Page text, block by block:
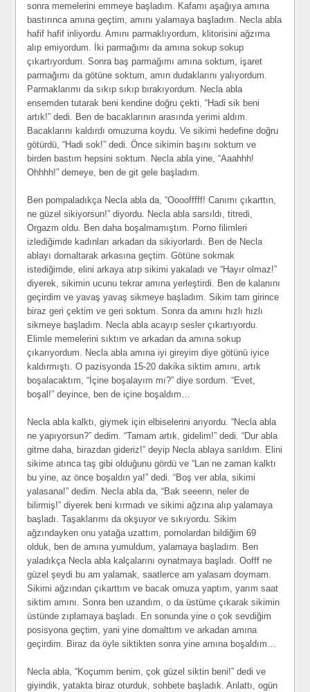
sonra memelerini emmeye başladım. Kafamı aşağıya amına
bastırınca amına geçtim, amını yalamaya başladım. Necla abla
hafif hafif inliyordu. Amını parmaklıyordum, klitorisini ağzıma
alıp emiyordum. İki parmağımı da amına sokup sokup
çıkartıyordum. Sonra baş parmağımı amına soktum, işaret
parmağımı da götüne soktum, amın dudaklarını yalıyordum.
Parmaklarımı da sıkıp sıkıp bırakıyordum. Necla abla
ensemden tutarak beni kendine doğru çekti, “Hadi sik beni
artık!” dedi. Ben de bacaklarının arasında yerimi aldım.
Bacaklarını kaldırdı omuzuma koydu. Ve sikimi hedefine doğru
götürdü, “Hadi sok!” dedi. Önce sikimin başını soktum ve
birden bastım hepsini soktum. Necla abla yine, “Aaahhh!
Ohhhh!” demeye, ben de git gele başladım.
Ben pompaladıkça Necla abla da, “Oooofffff! Canımı çıkarttın,
ne güzel sikiyorsun!” diyordu. Necla abla sarsıldı, titredi,
Orgazm oldu. Ben daha boşalmamıştım. Porno filimleri
izlediğimde kadınları arkadan da sikiyorlardı. Ben de Necla
ablayı domaltarak arkasına geçtim. Götüne sokmak
istediğimde, elini arkaya atıp sikimi yakaladı ve “Hayır olmaz!”
diyerek, sikimin ucunu tekrar amına yerleştirdi. Ben de kalanını
geçirdim ve yavaş yavaş sikmeye başladım. Sikim tam girince
biraz geri çektim ve geri soktum. Sonra da amını hızlı hızlı
sikmeye başladım. Necla abla acayıp sesler çıkartıyordu.
Elimle memelerini sıktım ve arkadan da amına sokup
çıkarıyordum. Necla abla amına iyi gireyim diye götünü iyice
kaldırmıştı. O pazisyonda 15-20 dakika siktim amını, artık
boşalacaktım, “İçine boşalayım mı?” diye sordum. “Evet,
boşal!” deyince, ben de içine boşaldım…
Necla abla kalktı, giymek için elbiselerini arıyordu. “Necla abla
ne yapıyorsun?” dedim. “Tamam artık, gidelim!” dedi. “Dur abla
gitme daha, birazdan gideriz!” deyip Necla ablaya sarıldım. Elini
sikime atınca taş gibi olduğunu gördü ve “Lan ne zaman kalktı
bu yine, az önce boşaldın ya!” dedi. “Boş ver abla, sikimi
yalasana!” dedim. Necla abla da, “Bak seeenn, neler de
bilirmiş!” diyerek beni kırmadı ve sikimi ağzına alıp yalamaya
başladı. Taşaklarımı da okşuyor ve sıkıyordu. Sikim
ağzındayken onu yatağa uzattım, pornolardan bildiğim 69
olduk, ben de amına yumuldum, yalamaya başladım. Ben
yaladıkça Necla abla kalçalarını oynatmaya başladı. Oofff ne
güzel şeydi bu am yalamak, saatlerce am yalasam doymam.
Sikimi ağzından çıkarttım ve bacak omuza yaptım, yarım saat
siktim amını. Sonra ben uzandım, o da üstüme çıkarak sikimin
üstünde zıplamaya başladı. En sonunda yine o çok sevdiğim
posisyona geçtim, yani yine domalttım ve arkadan amına
geçirdim. Biraz da öyle siktikten sonra yine amına boşaldım…
Necla abla, “Koçumm benim, çok güzel siktin beni!” dedi ve
giyindik, yatakta biraz oturduk, sohbete başladık. Anlattı, ogün